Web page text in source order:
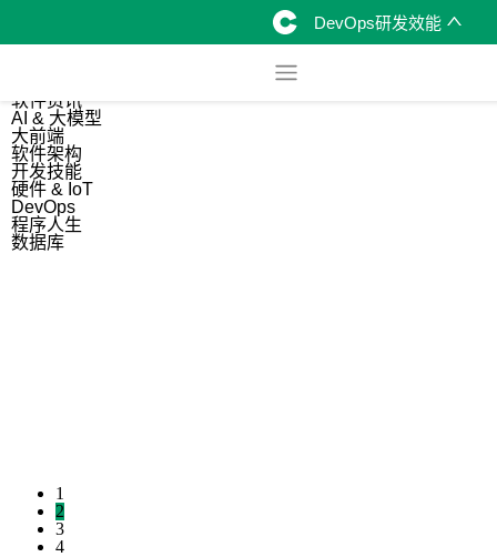
DevOps研发效能
软件资讯
AI & 大模型
大前端
软件架构
开发技能
硬件 & IoT
DevOps
程序人生
数据库
1
2
3
4